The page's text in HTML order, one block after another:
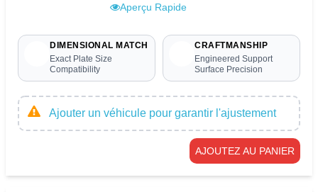
Aperçu Rapide
DIMENSIONAL MATCH
Exact Plate Size
Compatibility
CRAFTMANSHIP
Engineered Support
Surface Precision
Ajouter un véhicule pour garantir l'ajustement
AJOUTEZ AU PANIER